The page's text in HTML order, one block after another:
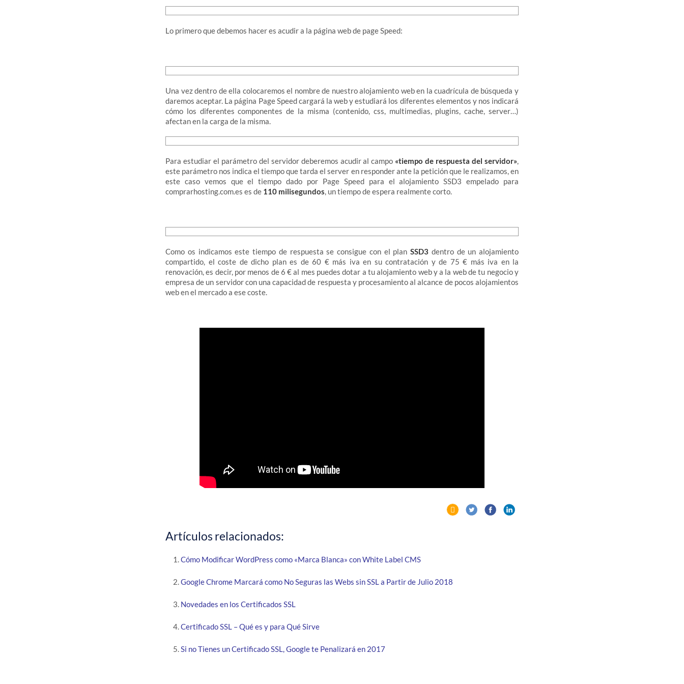
Lo primero que debemos hacer es acudir a la página web de page Speed:
Una vez dentro de ella colocaremos el nombre de nuestro alojamiento web en la cuadrícula de búsqueda y
daremos aceptar. La página Page Speed cargará la web y estudiará los diferentes elementos y nos indicará
cómo los diferentes componentes de la misma (contenido, css, multimedias, plugins, cache, server…)
afectan en la carga de la misma.
Para estudiar el parámetro del servidor deberemos acudir al campo «tiempo de respuesta del servidor»,
este parámetro nos indica el tiempo que tarda el server en responder ante la petición que le realizamos, en
este caso vemos que el tiempo dado por Page Speed para el alojamiento SSD3 empelado para
comprarhosting.com.es es de 110 milisegundos, un tiempo de espera realmente corto.
Como os indicamos este tiempo de respuesta se consigue con el plan SSD3 dentro de un alojamiento
compartido, el coste de dicho plan es de 60 € más iva en su contratación y de 75 € más iva en la
renovación, es decir, por menos de 6 € al mes puedes dotar a tu alojamiento web y a la web de tu negocio y
empresa de un servidor con una capacidad de respuesta y procesamiento al alcance de pocos alojamientos
web en el mercado a ese coste.
Artículos relacionados:
Cómo Modificar WordPress como «Marca Blanca» con White Label CMS
Google Chrome Marcará como No Seguras las Webs sin SSL a Partir de Julio 2018
Novedades en los Certificados SSL
Certificado SSL – Qué es y para Qué Sirve
Si no Tienes un Certificado SSL, Google te Penalizará en 2017